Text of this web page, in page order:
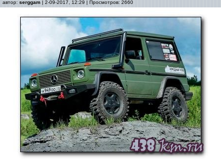
автор: serggam | 2-09-2017, 12:29 | Просмотров: 2660